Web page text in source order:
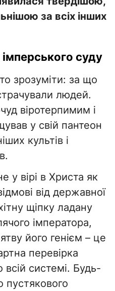
за всіх інших
суду
зрозуміти: за що
людей.
віротерпимим і
у свій пантеон
культів і
у вірі в Христа як
від державної
щіпку ладану
імператора,
його генієм – це
перевірка
всій системі. Будь-
пустякового